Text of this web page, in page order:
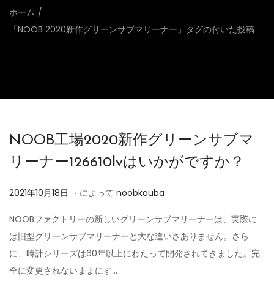
ホーム /
「NOOB 2020新作グリーンサブマリーナー」タグの付いた投稿
NOOB工場2020新作グリーンサブマ
リーナー126610lvはいかがですか？
投
日
2021年10月18日 2
2
4
年
6
. によって noobkouba
NOOBファクトリーの新しいグリーンサブマリーナーは、実際に
は旧型グリーンサブマリーナーと大な違いさありません。さら
に、時計シリーズは60年以上にわたって開発されてきました。完
全に変更されないままにす…